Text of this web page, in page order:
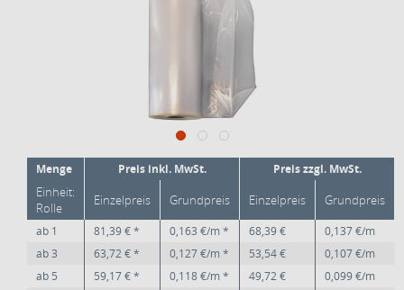
Menge Preis inkl. MwSt. Preis zzgl. MwSt.
Einheit:
Rolle
Einzelpreis Grundpreis Einzelpreis Grundpreis
ab 1 81,39 € * 0,163 €/m * 68,39 €
0,137 €/m
ab3 63,72 € * 0,127 €/m * 53,54 €
0,107 €/m
ab 5 59,17 € * 0,118 €/m * 49,72 €
0,099 €/m